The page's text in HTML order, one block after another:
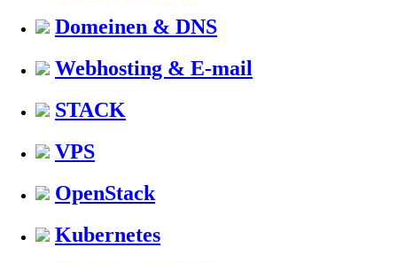
Domeinen & DNS
Webhosting & E-mail
STACK
VPS
OpenStack
Kubernetes